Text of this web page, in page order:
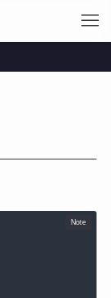
Note